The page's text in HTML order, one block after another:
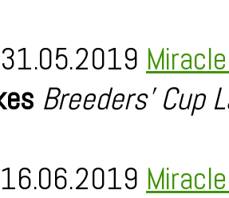
31.05.2019
Breeders' Cup
16.06.2019